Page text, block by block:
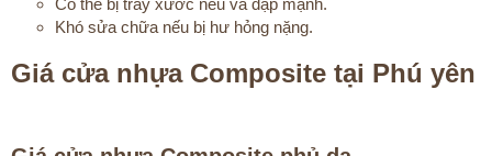
Có thể bị trầy xước nếu va đập mạnh.
Khó sửa chữa nếu bị hư hỏng nặng.
Giá cửa nhựa Composite tại Phú yên​